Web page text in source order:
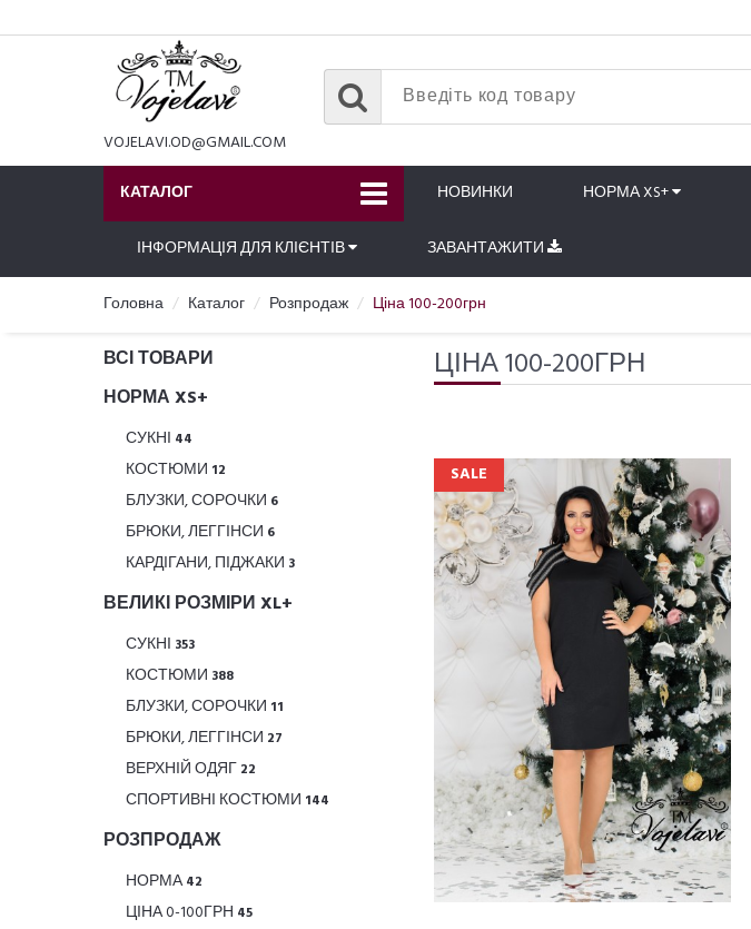
VOJELAVI.OD@GMAIL.COM
КАТАЛОГ НОВИНКИ НОРМА XS+
ІНФОРМАЦІЯ ДЛЯ КЛІЄНТІВ ЗАВАНТАЖИТИ
Головна Каталог Розпродаж Ціна 100-200грн
ВСІ ТОВАРИ
НОРМА XS+
СУКНІ 44
КОСТЮМИ 12
БЛУЗКИ, СОРОЧКИ 6
БРЮКИ, ЛЕГГІНСИ 6
КАРДІГАНИ, ПІДЖАКИ 3
ВЕЛИКІ РОЗМІРИ XL+
СУКНІ 353
КОСТЮМИ 388
БЛУЗКИ, СОРОЧКИ 11
БРЮКИ, ЛЕГГІНСИ 27
ВЕРХНІЙ ОДЯГ 22
СПОРТИВНІ КОСТЮМИ 144
РОЗПРОДАЖ
НОРМА42
ЦІНА 0-100ГРН 45
ЦІНА 100-200ГРН
SALE